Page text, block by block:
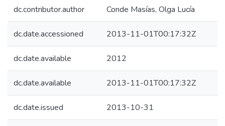
dc.contributor.author Conde Masías, Olga Lucía
dc.date.accessioned 2013-11-01T00:17:32Z
dc.date.available 2012
dc.date.available 2013-11-01T00:17:32Z
dc.date.issued 2013-10-31